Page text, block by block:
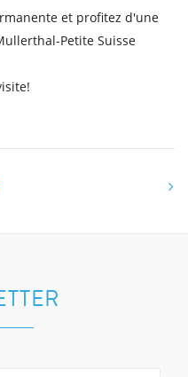
et profitez d'une
Petite Suisse